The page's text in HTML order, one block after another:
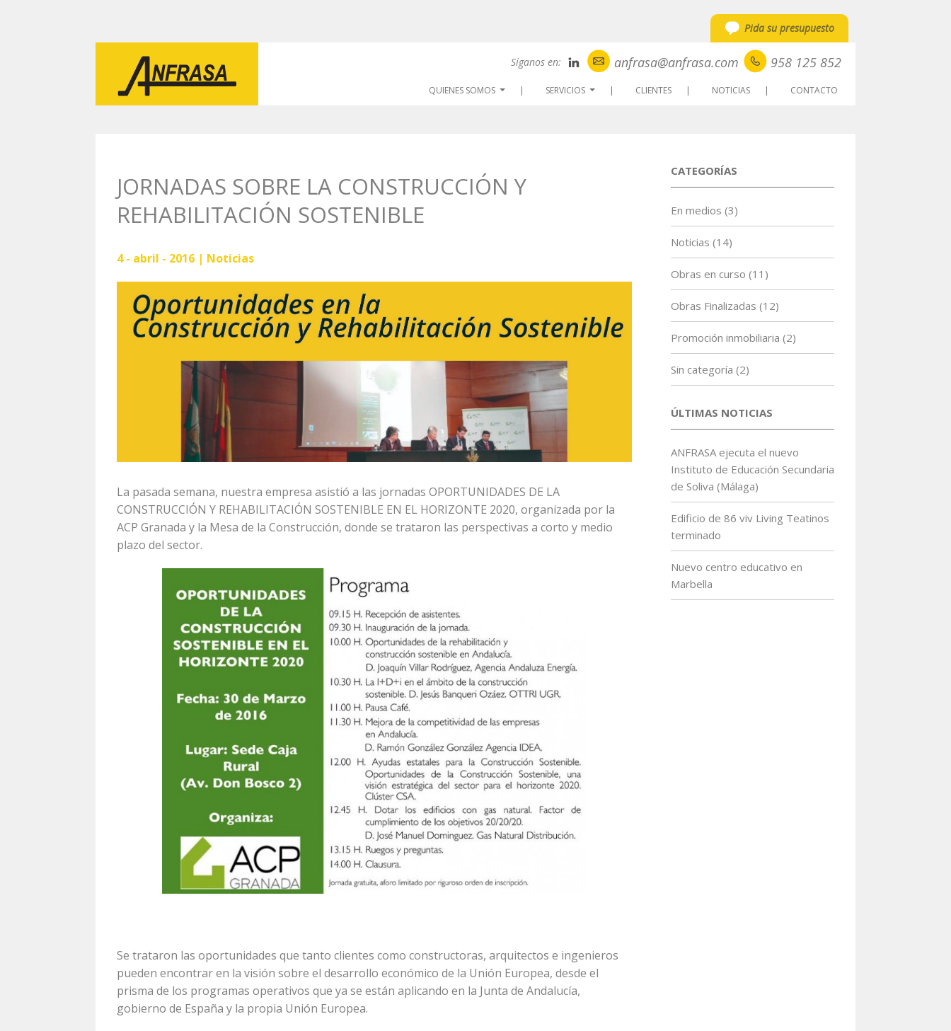
Pida su presupuesto
Síganos en: anfrasa@anfrasa.com 958 125 852
QUIENES SOMOS SERVICIOS CLIENTES NOTICIAS CONTACTO
JORNADAS SOBRE LA CONSTRUCCIÓN Y
REHABILITACIÓN SOSTENIBLE
4 - abril - 2016 | Noticias
La pasada semana, nuestra empresa asistió a las jornadas OPORTUNIDADES DE LA
CONSTRUCCIÓN Y REHABILITACIÓN SOSTENIBLE EN EL HORIZONTE 2020, organizada por la
ACP Granada y la Mesa de la Construcción, donde se trataron las perspectivas a corto y medio
plazo del sector.
Se trataron las oportunidades que tanto clientes como constructoras, arquitectos e ingenieros
pueden encontrar en la visión sobre el desarrollo económico de la Unión Europea, desde el
prisma de los programas operativos que ya se están aplicando en la Junta de Andalucía,
gobierno de España y la propia Unión Europea.
CATEGORÍAS
En medios (3)
Noticias (14)
Obras en curso (11)
Obras Finalizadas (12)
Promoción inmobiliaria (2)
Sin categoría (2)
ÚLTIMAS NOTICIAS
ANFRASA ejecuta el nuevo
Instituto de Educación Secundaria
de Soliva (Málaga)
Edificio de 86 viv Living Teatinos
terminado
Nuevo centro educativo en
Marbella